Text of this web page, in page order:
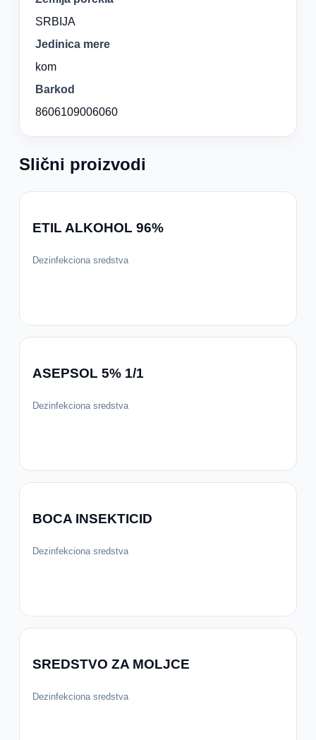
SRBIJA
Jedinica mere
kom
Barkod
8606109006060
Slični proizvodi
ETIL ALKOHOL 96%
Dezinfekciona sredstva
ASEPSOL 5% 1/1
Dezinfekciona sredstva
BOCA INSEKTICID
Dezinfekciona sredstva
SREDSTVO ZA MOLJCE
Dezinfekciona sredstva